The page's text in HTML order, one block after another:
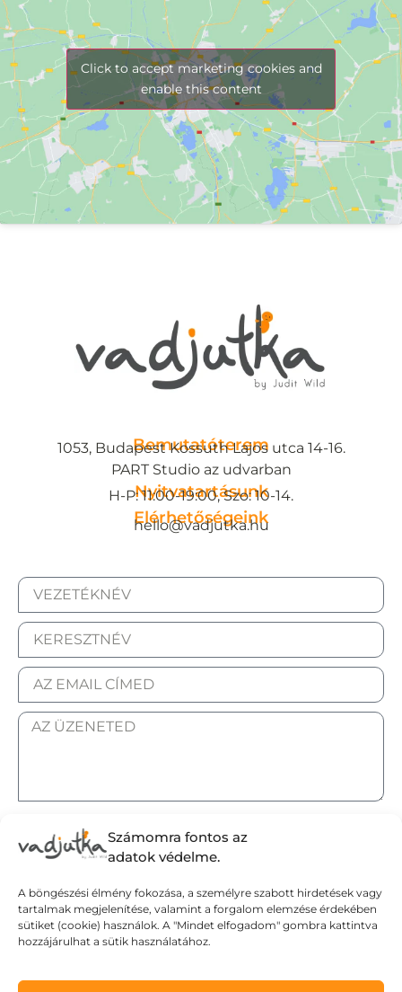
Számomra fontos az
adatok védelme.
A böngészési élmény fokozása, a személyre szabott hirdetések vagy
tartalmak megjelenítése, valamint a forgalom elemzése érdekében
sütiket (cookie) használok. A "Mindet elfogadom" gombra kattintva
hozzájárulhat a sütik használatához.
Click to accept marketing cookies and
enable this content
Bemutatóterem
1053, Budapest Kossuth Lajos utca 14-16.
PART Studio az udvarban
Nyitvatartásunk
H-P: 11:00-19:00, Szo: 10-14.
Elérhetőségeink
hello@vadjutka.hu
Elküldöm